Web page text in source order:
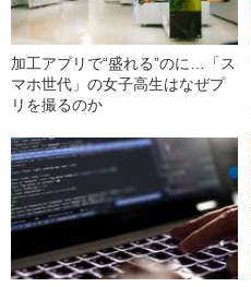
加工アプリで“盛れる”のに…「ス
マホ世代」の女子高生はなぜプ
リを撮るのか